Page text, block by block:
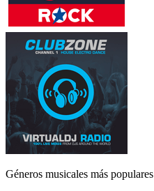
Géneros musicales más populares